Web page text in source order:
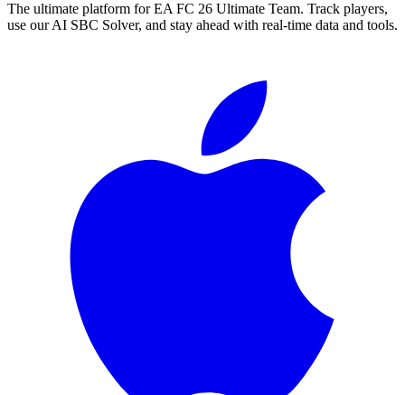
The ultimate platform for EA FC 26 Ultimate Team. Track players,
use our AI SBC Solver, and stay ahead with real-time data and tools.